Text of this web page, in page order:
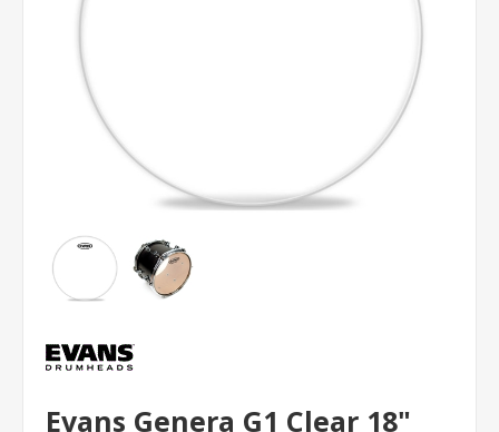
Evans Genera G1 Clear 18"